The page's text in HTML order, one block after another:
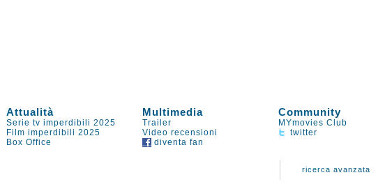
Attualità Multimedia Community
Serie tv imperdibili 2025 Trailer
MYmovies Club
Film imperdibili 2025 Video recensioni
twitter
Box Office diventa fan
ricerca avanzata